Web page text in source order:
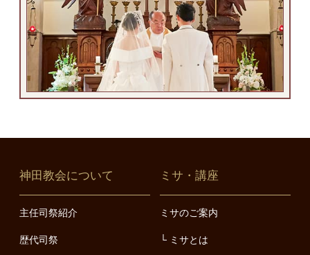
神田教会について
主任司祭紹介
歴代司祭
ミサ・講座
ミサのご案内
ミサとは